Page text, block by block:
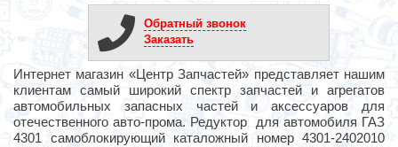
Обратный звонок
Заказать
Интернет магазин «Центр Запчастей» представляет нашим
клиентам самый широкий спектр запчастей и агрегатов
автомобильных запасных частей и аксессуаров для
отечественного авто-прома. Редуктор для автомобиля ГАЗ
4301 самоблокирующий каталожный номер 4301-2402010